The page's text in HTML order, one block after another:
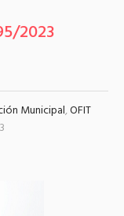
2023
Municipal,OFIT